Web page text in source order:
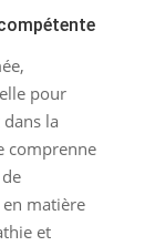
pour
la
comprenne
matière
et